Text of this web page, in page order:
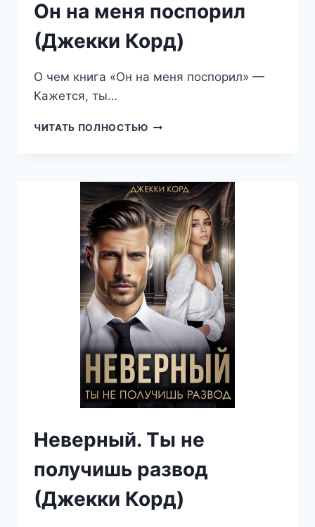
Он на меня поспорил
(Джекки Корд)
О чем книга «Он на меня поспорил» —
Кажется, ты…
ЧИТАТЬ ПОЛНОСТЬЮ ОН
(ДЖЕККИ
КОРД)
Неверный. Ты не
получишь развод
(Джекки Корд)